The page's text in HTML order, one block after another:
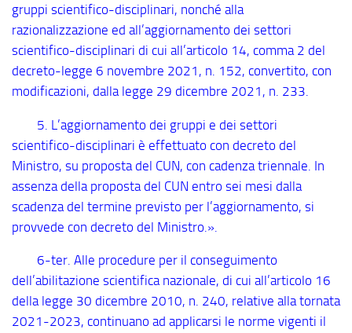
gruppi scientifico-disciplinari, nonché alla
razionalizzazione ed all’aggiornamento dei settori
scientifico-disciplinari di cui all’articolo 14, comma 2 del
decreto-legge 6 novembre 2021, n. 152, convertito, con
modificazioni, dalla legge 29 dicembre 2021, n. 233.
5. L’aggiornamento dei gruppi e dei settori
scientifico-disciplinari è effettuato con decreto del
Ministro, su proposta del CUN, con cadenza triennale. In
assenza della proposta del CUN entro sei mesi dalla
scadenza del termine previsto per l’aggiornamento, si
provvede con decreto del Ministro.».
6-ter. Alle procedure per il conseguimento
dell’abilitazione scientifica nazionale, di cui all’articolo 16
della legge 30 dicembre 2010, n. 240, relative alla tornata
2021-2023, continuano ad applicarsi le norme vigenti il